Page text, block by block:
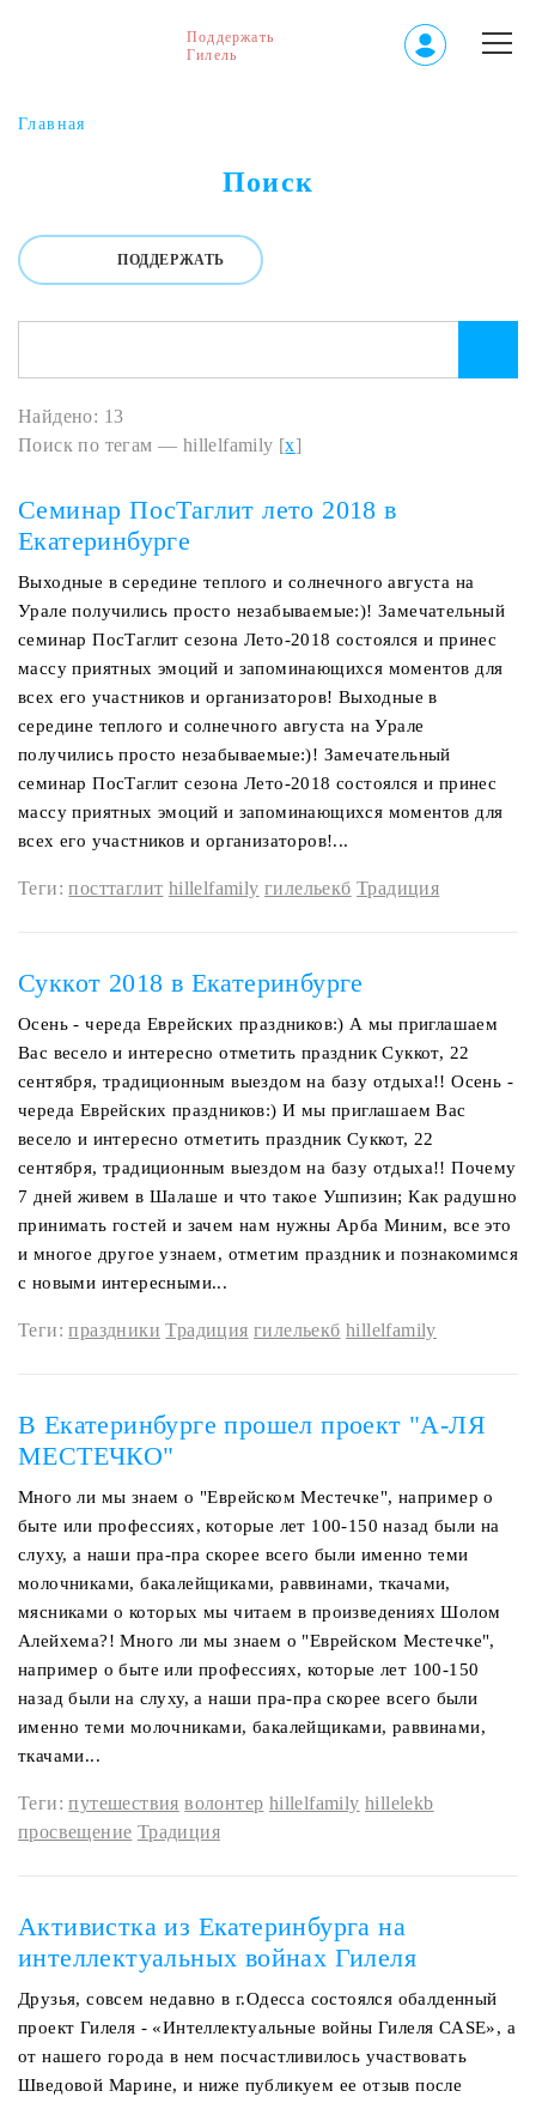
Поддержать
Гилель
Главная
Поиск
ПОДДЕРЖАТЬ
Найдено: 13
Поиск по тегам — hillelfamily [x]
Семинар ПосТаглит лето 2018 в
Екатеринбурге
Выходные в середине теплого и солнечного августа на
Урале получились просто незабываемые:)! Замечательный
семинар ПосТаглит сезона Лето-2018 состоялся и принес
массу приятных эмоций и запоминающихся моментов для
всех его участников и организаторов! Выходные в
середине теплого и солнечного августа на Урале
получились просто незабываемые:)! Замечательный
семинар ПосТаглит сезона Лето-2018 состоялся и принес
массу приятных эмоций и запоминающихся моментов для
всех его участников и организаторов!...
Теги:посттаглит hillelfamily гилельекб Традиция
Суккот 2018 в Екатеринбурге
Осень - череда Еврейских праздников:) А мы приглашаем
Вас весело и интересно отметить праздник Суккот, 22
сентября, традиционным выездом на базу отдыха!! Осень -
череда Еврейских праздников:) И мы приглашаем Вас
весело и интересно отметить праздник Суккот, 22
сентября, традиционным выездом на базу отдыха!! Почему
7 дней живем в Шалаше и что такое Ушпизин; Как радушно
принимать гостей и зачем нам нужны Арба Миним, все это
и многое другое узнаем, отметим праздник и познакомимся
с новыми интересными...
Теги:праздники Традиция гилельекб hillelfamily
В Екатеринбурге прошел проект "А-ЛЯ
МЕСТЕЧКО"
Много ли мы знаем о "Еврейском Местечке", например о
быте или профессиях, которые лет 100-150 назад были на
слуху, а наши пра-пра скорее всего были именно теми
молочниками, бакалейщиками, раввинами, ткачами,
мясниками о которых мы читаем в произведениях Шолом
Алейхема?! Много ли мы знаем о "Еврейском Местечке",
например о быте или профессиях, которые лет 100-150
назад были на слуху, а наши пра-пра скорее всего были
именно теми молочниками, бакалейщиками, раввинами,
ткачами...
Теги:путешествия волонтер hillelfamily hillelekb
просвещение Традиция
Активистка из Екатеринбурга на
интеллектуальных войнах Гилеля
Друзья, совсем недавно в г.Одесса состоялся обалденный
проект Гилеля - «Интеллектуальные войны Гилеля CASE», а
от нашего города в нем посчастливилось участвовать
Шведовой Марине, и ниже публикуем ее отзыв после